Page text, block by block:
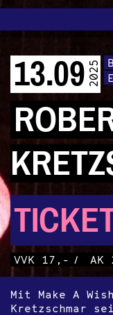
VVK 17,- / AK
13.092025
Mit Make A
Kretzschmar